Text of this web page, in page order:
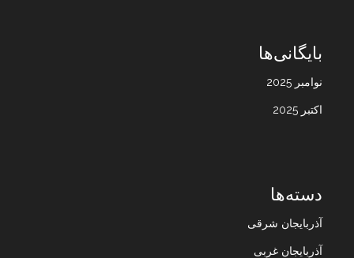
بایگانی‌ها
نوامبر 2025
اکتبر 2025
دسته‌ها
آذربایجان شرقی
آذربایجان غربی